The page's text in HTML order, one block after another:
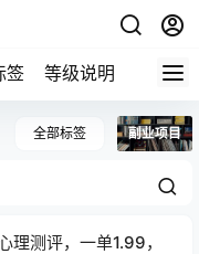
签 等级说明 关于本
全部标签 副业项目
理测评，一单1.99，